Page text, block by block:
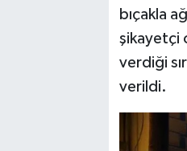
bıçakla
şikayetçi
verdiği
verildi.